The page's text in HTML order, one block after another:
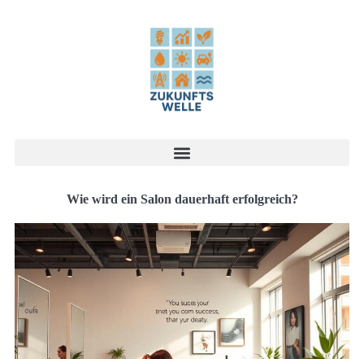
Wie wird ein Salon dauerhaft erfolgreich?